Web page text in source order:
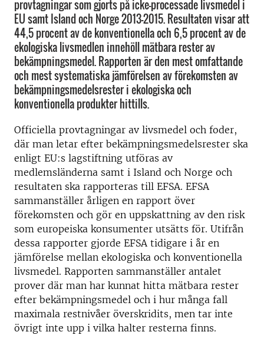
provtagningar som gjorts på icke-processade livsmedel i
EU samt Island och Norge 2013-2015. Resultaten visar att
44,5 procent av de konventionella och 6,5 procent av de
ekologiska livsmedlen innehöll mätbara rester av
bekämpningsmedel. Rapporten är den mest omfattande
och mest systematiska jämförelsen av förekomsten av
bekämpningsmedelsrester i ekologiska och
konventionella produkter hittills.
Officiella provtagningar av livsmedel och foder,
där man letar efter bekämpningsmedelsrester ska
enligt EU:s lagstiftning utföras av
medlemsländerna samt i Island och Norge och
resultaten ska rapporteras till EFSA. EFSA
sammanställer årligen en rapport över
förekomsten och gör en uppskattning av den risk
som europeiska konsumenter utsätts för. Utifrån
dessa rapporter gjorde EFSA tidigare i år en
jämförelse mellan ekologiska och konventionella
livsmedel. Rapporten sammanställer antalet
prover där man har kunnat hitta mätbara rester
efter bekämpningsmedel och i hur många fall
maximala restnivåer överskridits, men tar inte
övrigt inte upp i vilka halter resterna finns.